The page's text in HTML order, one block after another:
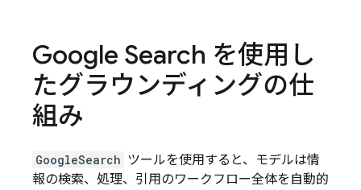
Google Search を使用し
たグラウンディングの仕
組み
GoogleSearch ツールを使用すると、モデルは情
報の検索、処理、引用のワークフロー全体を自動的